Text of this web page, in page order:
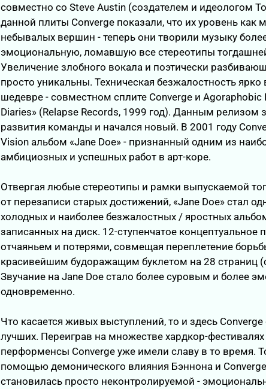
совместно со Steve Austin (создателем и идеологом
данной плиты Converge показали, что их уровень как
небывалых вершин - теперь они творили музыку
эмоциональную, ломавшую все стереотипы
Увеличение злобного вокала и поэтически
просто уникальны. Техническая безжалостность
шедевре - совместном сплите Converge и Agoraphobic
Diaries» (Relapse Records, 1999 год). Данным релизом
развития команды и начался новый. В 2001 году
Vision альбом «Jane Doe» - признанный одним из
амбициозных и успешных работ в арт-коре.
Отвергая любые стереотипы и рамки выпускаемой
от перезаписи старых достижений, «Jane Doe» стал
холодных и наиболее безжалостных / яростных
записанных на диск. 12-ступенчатое концептуальное
отчаяньем и потерями, совмещая переплетение
красивейшим будоражащим буклетом на 28 страниц
Звучание на Jane Doe стало более суровым и более
одновременно.
Что касается живых выступлений, то и здесь
лучших. Переиграв на множестве хардкор-
перформенсы Converge уже имели славу в то время.
помощью демонического влияния Бэннона и
становилась просто неконтролируемой -